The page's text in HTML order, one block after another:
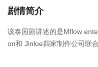
剧情简介
该泰国剧讲述的是Mflow
on和 Jinloe四家制作公司联
星奋斗的故事。KJ经纪公司